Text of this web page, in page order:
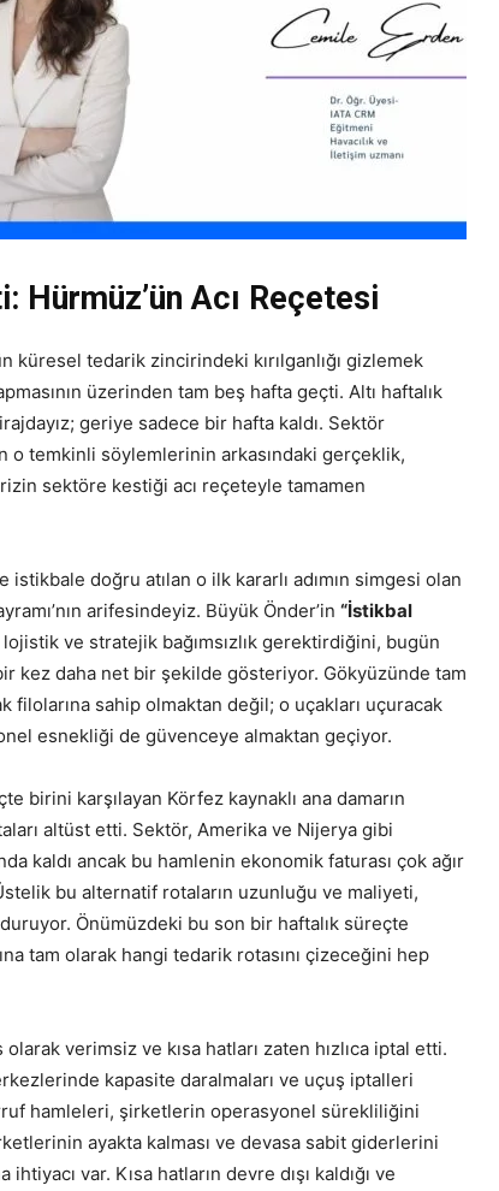
Hürmüz’ün Acı Reçetesi
küresel tedarik zincirindeki kırılganlığı gizlemek
üzerinden tam beş hafta geçti. Altı haftalık
geriye sadece bir hafta kaldı. Sektör
o temkinli söylemlerinin arkasındaki gerçeklik,
sektöre kestiği acı reçeteyle tamamen
istikbale doğru atılan o ilk kararlı adımın simgesi olan
arifesindeyiz. Büyük Önder’in “İstikbal
ve stratejik bağımsızlık gerektirdiğini, bugün
kez daha net bir şekilde gösteriyor. Gökyüzünde tam
filolarına sahip olmaktan değil; o uçakları uçuracak
esnekliği de güvenceye almaktan geçiyor.
birini karşılayan Körfez kaynaklı ana damarın
altüst etti. Sektör, Amerika ve Nijerya gibi
kaldı ancak bu hamlenin ekonomik faturası çok ağır
bu alternatif rotaların uzunluğu ve maliyeti,
Önümüzdeki bu son bir haftalık süreçte
tam olarak hangi tedarik rotasını çizeceğini hep
verimsiz ve kısa hatları zaten hızlıca iptal etti.
kapasite daralmaları ve uçuş iptalleri
hamleleri, şirketlerin operasyonel sürekliliğini
ayakta kalması ve devasa sabit giderlerini
var. Kısa hatların devre dışı kaldığı ve